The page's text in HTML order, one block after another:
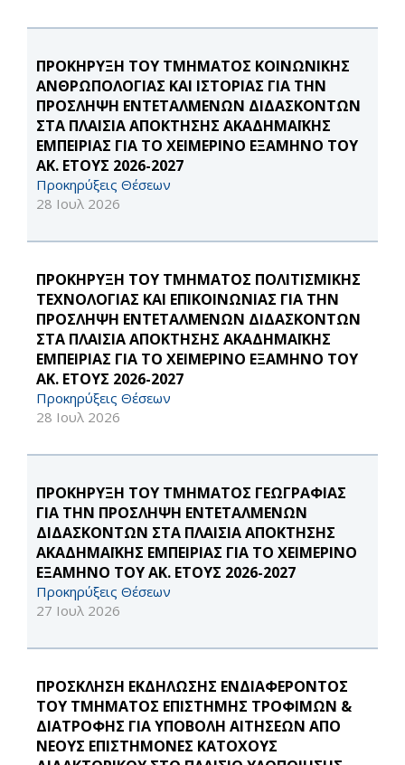
ΠΡΟΚΗΡΥΞΗ ΤΟΥ ΤΜΗΜΑΤΟΣ ΚΟΙΝΩΝΙΚΉΣ
ΑΝΘΡΩΠΟΛΟΓΊΑΣ ΚΑΙ ΙΣΤΟΡΊΑΣ ΓΙΑ ΤΗΝ
ΠΡΟΣΛΗΨΗ ΕΝΤΕΤΑΛΜΕΝΩΝ ΔΙΔΑΣΚΟΝΤΩΝ
ΣΤΑ ΠΛΑΙΣΙΑ ΑΠΟΚΤΗΣΗΣ ΑΚΑΔΗΜΑΪΚΗΣ
ΕΜΠΕΙΡΙΑΣ ΓΙΑ ΤΟ ΧΕΙΜΕΡΙΝΟ ΕΞΑΜΗΝΟ ΤΟΥ
ΑΚ. ΕΤΟΥΣ 2026-2027
Προκηρύξεις Θέσεων
28 Ιουλ 2026
ΠΡΟΚΗΡΥΞΗ ΤΟΥ ΤΜΗΜΑΤΟΣ ΠΟΛΙΤΙΣΜΙΚΉΣ
ΤΕΧΝΟΛΟΓΊΑΣ ΚΑΙ ΕΠΙΚΟΙΝΩΝΊΑΣ ΓΙΑ ΤΗΝ
ΠΡΟΣΛΗΨΗ ΕΝΤΕΤΑΛΜΕΝΩΝ ΔΙΔΑΣΚΟΝΤΩΝ
ΣΤΑ ΠΛΑΙΣΙΑ ΑΠΟΚΤΗΣΗΣ ΑΚΑΔΗΜΑΪΚΗΣ
ΕΜΠΕΙΡΙΑΣ ΓΙΑ ΤΟ ΧΕΙΜΕΡΙΝΟ ΕΞΑΜΗΝΟ ΤΟΥ
ΑΚ. ΕΤΟΥΣ 2026-2027
Προκηρύξεις Θέσεων
28 Ιουλ 2026
ΠΡΟΚΉΡΥΞΗ ΤΟΥ ΤΜΉΜΑΤΟΣ ΓΕΩΓΡΑΦΊΑΣ
ΓΙΑ ΤΗΝ ΠΡΌΣΛΗΨΗ ΕΝΤΕΤΑΛΜΈΝΩΝ
ΔΙΔΑΣΚΌΝΤΩΝ ΣΤΑ ΠΛΑΊΣΙΑ ΑΠΌΚΤΗΣΗΣ
ΑΚΑΔΗΜΑΪΚΉΣ ΕΜΠΕΙΡΊΑΣ ΓΙΑ ΤΟ ΧΕΙΜΕΡΙΝΌ
ΕΞΆΜΗΝΟ ΤΟΥ ΑΚ. ΈΤΟΥΣ 2026-2027
Προκηρύξεις Θέσεων
27 Ιουλ 2026
ΠΡΟΣΚΛΗΣΗ ΕΚΔΗΛΩΣΗΣ ΕΝΔΙΑΦΕΡΟΝΤΟΣ
ΤΟΥ ΤΜΗΜΑΤΟΣ ΕΠΙΣΤΗΜΗΣ ΤΡΟΦΙΜΩΝ &
ΔΙΑΤΡΟΦΗΣ ΓΙΑ ΥΠΟΒΟΛΗ ΑΙΤΗΣΕΩΝ ΑΠΟ
ΝΕΟΥΣ ΕΠΙΣΤΗΜΟΝΕΣ ΚΑΤΟΧΟΥΣ